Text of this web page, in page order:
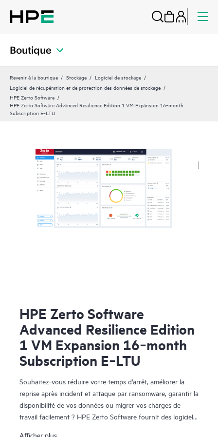
Boutique
Revenir à la boutique Stockage
Logiciel de stockage
Logiciel de récupération et de protection des données de stockage
HPE Zerto Software
HPE Zerto Software Advanced Resilience Edition 1 VM Expansion 16‑month
Subscription E‑LTU
HPE Zerto Software
Advanced Resilience Edition
1 VM Expansion 16‑month
Subscription E‑LTU
Souhaitez-vous réduire votre temps d'arrêt, améliorer la
reprise après incident et attaque par ransomware, garantir la
disponibilité de vos données ou migrer vos charges de
travail facilement ? HPE Zerto Software fournit des logiciels
Afficher plus